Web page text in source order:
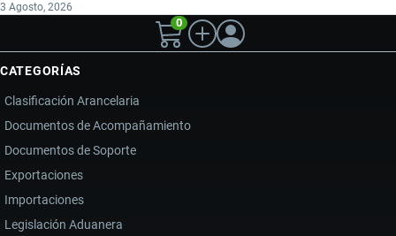
3 Agosto, 2026
0
CATEGORÍAS
Clasificación Arancelaria
Documentos de Acompañamiento
Documentos de Soporte
Exportaciones
Importaciones
Legislación Aduanera